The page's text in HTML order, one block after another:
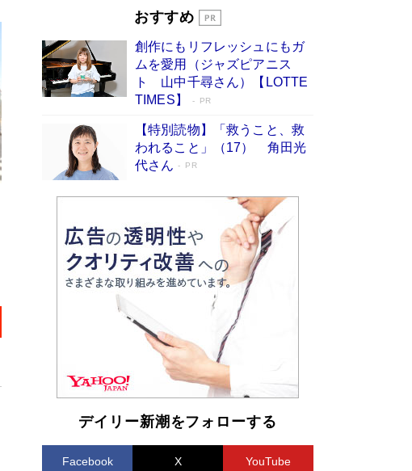
「宇宙兄弟」最終46巻がベストセラー1
物語に幕 特装版には「宇宙で描かれたマ
ンガ」も収録
Book Bang
美輪明宏 晩年の回答を集めた『ほほえんで生き
るための人生相談』がランクイン［エンターテイ
メントベストセラー］
Book Bang
「『火垂るの墓』は、大嘘である」原作者が抱き
続けた“自責の念”とは…「自己憐憫は描きたくな
い」監督が徹底的にこだわったこと（後編） #
戦争の記憶
Book Bang
東野圭吾、伊坂幸太郎の人気シリーズ最新作どち
らも文庫化 映画化された直木賞受賞作もランク
イン［文庫ベストセラー］
Book Bang
皇室はなぜ世界から尊敬されているのか？ 「天
皇陛下はお元気でおられるか」がサウジ国王の第
一声になる理由
おすすめ
創作にもリフレッシュにもガ
ムを愛用（ジャズピアニス
ト 山中千尋さん）【LOTTE
TIMES】
PR
【特別読物】「救うこと、救
われること」（17） 角田光
代さん
PR
デイリー新潮をフォローする
Facebook X YouTube